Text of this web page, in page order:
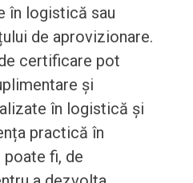
în logistică sau
de aprovizionare.
certificare pot
și
în logistică și
practică în
fi, de